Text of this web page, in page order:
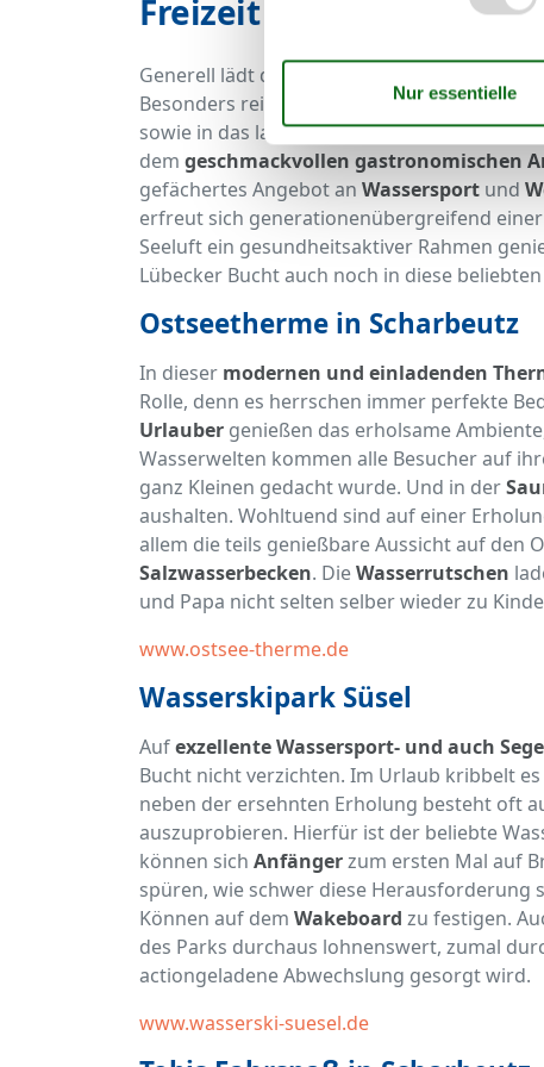
Freizeit & Parks
Generell lädt die Lübecker Bucht zu
Besonders reizvoll sind dementsprechend
sowie in das landschaftlich sehenswerte
dem geschmackvollen gastronomischen
gefächertes Angebot an Wassersport und
erfreut sich generationenübergreifend
Seeluft ein gesundheitsaktiver Rahmen
Lübecker Bucht auch noch in diese
Ostseetherme in Scharbeutz
In dieser modernen und einladenden
Rolle, denn es herrschen immer perfekte
Urlauber genießen das erholsame
Wasserwelten kommen alle Besucher auf
ganz Kleinen gedacht wurde. Und in der
aushalten. Wohltuend sind auf einer
allem die teils genießbare Aussicht auf den
Salzwasserbecken. DieWasserrutschen
und Papa nicht selten selber wieder zu
www.ostsee-therme.de
Wasserskipark Süsel
Aufexzellente Wassersport- und auch
Bucht nicht verzichten. Im Urlaub kribbelt
neben der ersehnten Erholung besteht oft
auszuprobieren. Hierfür ist der beliebte
können sich Anfängerzum ersten Mal auf
spüren, wie schwer diese Herausforderung
Können auf dem Wakeboard zu festigen.
des Parks durchaus lohnenswert, zumal
actiongeladene Abwechslung gesorgt wird.
www.wasserski-suesel.de